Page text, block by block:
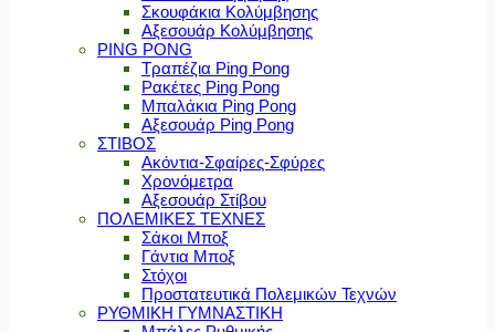
Σκουφάκια Κολύμβησης
Αξεσουάρ Κολύμβησης
PING PONG
Τραπέζια Ping Pong
Ρακέτες Ping Pong
Μπαλάκια Ping Pong
Αξεσουάρ Ping Pong
ΣΤΙΒΟΣ
Ακόντια-Σφαίρες-Σφύρες
Χρονόμετρα
Αξεσουάρ Στίβου
ΠΟΛΕΜΙΚΕΣ ΤΕΧΝΕΣ
Σάκοι Μποξ
Γάντια Μποξ
Στόχοι
Προστατευτικά Πολεμικών Τεχνών
ΡΥΘΜΙΚΗ ΓΥΜΝΑΣΤΙΚΗ